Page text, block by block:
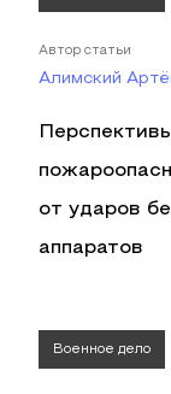
Автор статьи
Алимский
от ударов
аппаратов
Военное дело